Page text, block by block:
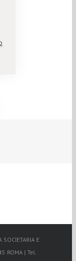
SOCIETARIA E
ROMA | Tel.